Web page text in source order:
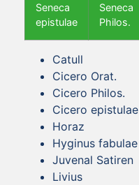
Seneca
epistulae
Seneca
Philos.
Catull
Cicero Orat.
Cicero Philos.
Cicero epistulae
Horaz
Hyginus fabulae
Juvenal Satiren
Livius